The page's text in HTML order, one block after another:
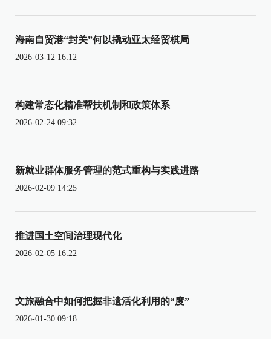
海南自贸港“封关”何以撬动亚太经贸棋局
2026-03-12 16:12
构建常态化精准帮扶机制和政策体系
2026-02-24 09:32
新就业群体服务管理的范式重构与实践进路
2026-02-09 14:25
推进国土空间治理现代化
2026-02-05 16:22
文旅融合中如何把握非遗活化利用的“度”
2026-01-30 09:18